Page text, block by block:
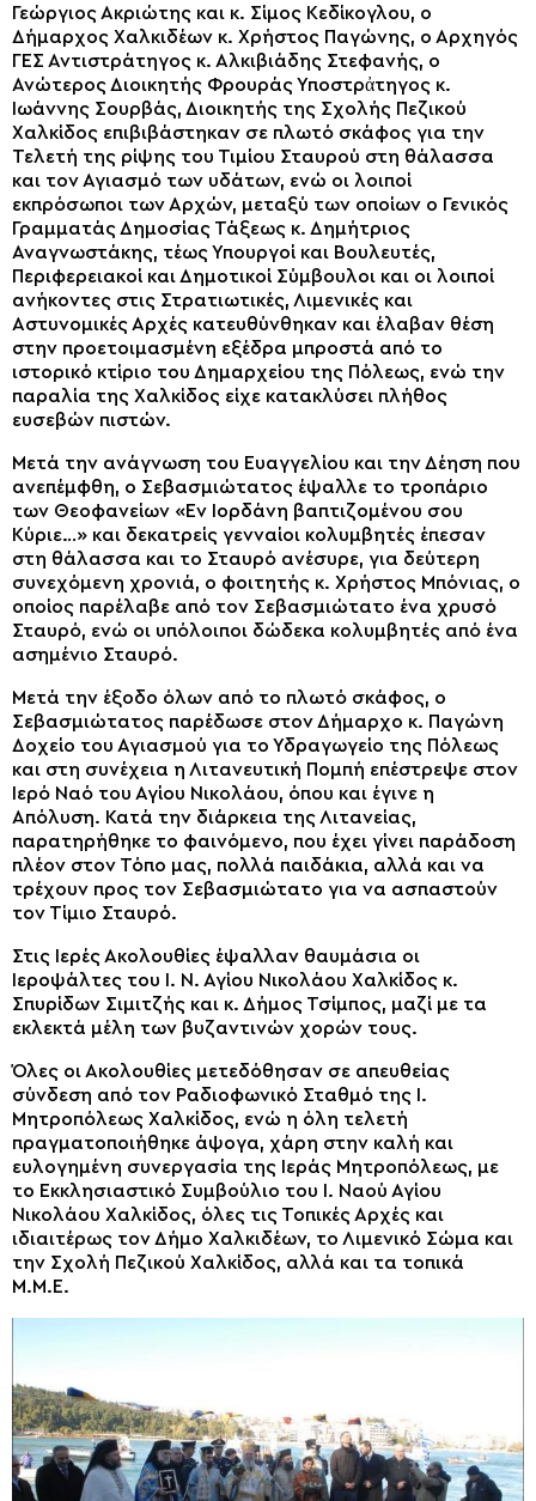
Γεώργιος Ακριώτης και κ. Σίμος Κεδίκογλου, ο
Δήμαρχος Χαλκιδέων κ. Χρήστος Παγώνης, ο Αρχηγός
ΓΕΣ Αντιστράτηγος κ. Αλκιβιάδης Στεφανής, ο
Ανώτερος Διοικητής Φρουράς Υποστρἀτηγος κ.
Ιωάννης Σουρβάς, Διοικητής της Σχολής Πεζικού
Χαλκίδος επιβιβάστηκαν σε πλωτό σκάφος για την
Τελετή της ρίψης του Τιμίου Σταυρού στη θάλασσα
και τον Αγιασμό των υδάτων, ενώ οι λοιποί
εκπρόσωποι των Αρχών, μεταξύ των οποίων ο Γενικός
Γραμματάς Δημοσίας Τάξεως κ. Δημήτριος
Αναγνωστάκης, τέως Υπουργοί και Βουλευτές,
Περιφερειακοί και Δημοτικοί Σύμβουλοι και οι λοιποί
ανήκοντες στις Στρατιωτικές, Λιμενικές και
Αστυνομικές Αρχές κατευθύνθηκαν και έλαβαν θέση
στην προετοιμασμένη εξέδρα μπροστά από το
ιστορικό κτίριο του Δημαρχείου της Πόλεως, ενώ την
παραλία της Χαλκίδος είχε κατακλύσει πλήθος
ευσεβών πιστών.
Μετά την ανάγνωση του Ευαγγελίου και την Δέηση που
ανεπέμφθη, ο Σεβασμιώτατος έψαλλε το τροπάριο
των Θεοφανείων «Εν Ιορδάνη βαπτιζομένου σου
Κύριε…» και δεκατρείς γενναίοι κολυμβητές έπεσαν
στη θάλασσα και το Σταυρό ανέσυρε, για δεύτερη
συνεχόμενη χρονιά, ο φοιτητής κ. Χρήστος Μπόνιας, ο
οποίος παρέλαβε από τον Σεβασμιώτατο ένα χρυσό
Σταυρό, ενώ οι υπόλοιποι δώδεκα κολυμβητές από ένα
ασημένιο Σταυρό.
Μετά την έξοδο όλων από το πλωτό σκάφος, ο
Σεβασμιώτατος παρέδωσε στον Δήμαρχο κ. Παγώνη
Δοχείο του Αγιασμού για το Υδραγωγείο της Πόλεως
και στη συνέχεια η Λιτανευτική Πομπή επέστρεψε στον
Ιερό Ναό του Αγίου Νικολάου, όπου και έγινε η
Απόλυση. Κατά την διάρκεια της Λιτανείας,
παρατηρήθηκε το φαινόμενο, που έχει γίνει παράδοση
πλέον στον Τόπο μας, πολλά παιδάκια, αλλά και να
τρέχουν προς τον Σεβασμιώτατο για να ασπαστούν
τον Τίμιο Σταυρό.
Στις Ιερές Ακολουθίες έψαλλαν θαυμάσια οι
Ιεροψάλτες του Ι. Ν. Αγίου Νικολάου Χαλκίδος κ.
Σπυρίδων Σιμιτζής και κ. Δήμος Τσίμπος, μαζί με τα
εκλεκτά μέλη των βυζαντινών χορών τους.
Όλες οι Ακολουθίες μετεδόθησαν σε απευθείας
σύνδεση από τον Ραδιοφωνικό Σταθμό της Ι.
Μητροπόλεως Χαλκίδος, ενώ η όλη τελετή
πραγματοποιήθηκε άψογα, χάρη στην καλή και
ευλογημένη συνεργασία της Ιεράς Μητροπόλεως, με
το Εκκλησιαστικό Συμβούλιο του Ι. Ναού Αγίου
Νικολάου Χαλκίδος, όλες τις Τοπικές Αρχές και
ιδιαιτέρως τον Δήμο Χαλκιδέων, το Λιμενικό Σώμα και
την Σχολή Πεζικού Χαλκίδος, αλλά και τα τοπικά
Μ.Μ.Ε.